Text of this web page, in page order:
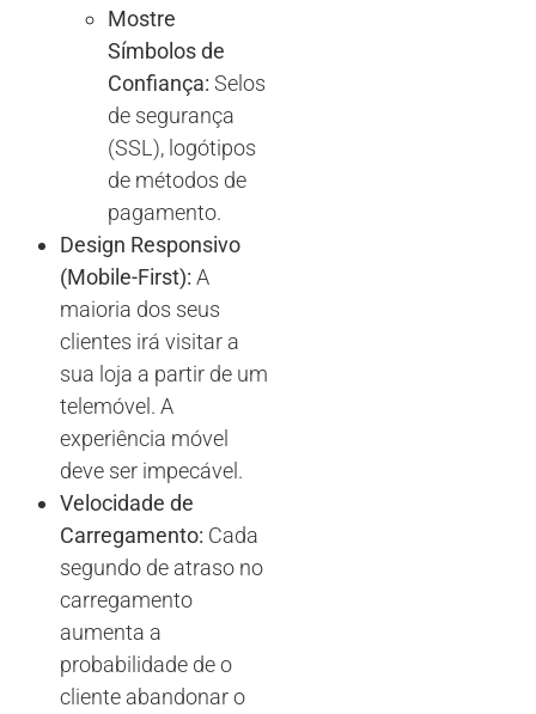
Mostre
Símbolos de
Confiança: Selos
de segurança
(SSL), logótipos
de métodos de
pagamento.
Design Responsivo
(Mobile-First): A
maioria dos seus
clientes irá visitar a
sua loja a partir de um
telemóvel. A
experiência móvel
deve ser impecável.
Velocidade de
Carregamento: Cada
segundo de atraso no
carregamento
aumenta a
probabilidade de o
cliente abandonar o